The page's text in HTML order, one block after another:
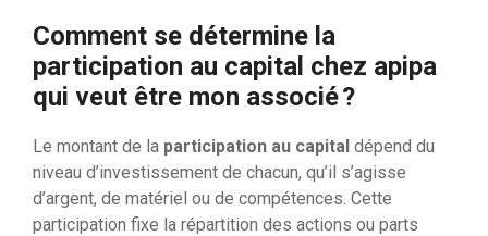
Comment se détermine la
participation au capital chez apipa
qui veut être mon associé ?
Le montant de la participation au capital dépend du
niveau d’investissement de chacun, qu’il s’agisse
d’argent, de matériel ou de compétences. Cette
participation fixe la répartition des actions ou parts